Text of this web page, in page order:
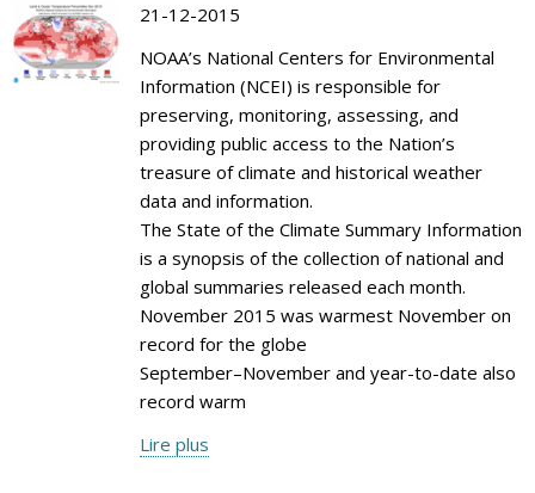
21-12-2015
NOAA’s National Centers for Environmental
Information (NCEI) is responsible for
preserving, monitoring, assessing, and
providing public access to the Nation’s
treasure of climate and historical weather
data and information.
The State of the Climate Summary Information
is a synopsis of the collection of national and
global summaries released each month.
November 2015 was warmest November on
record for the globe
September–November and year-to-date also
record warm
Lire plus